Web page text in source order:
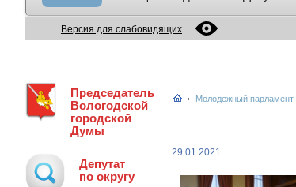
Версия для слабовидящих
Председатель
Вологодской
городской
Думы
Депутат
по округу
Молодежный парламент
29.01.2021